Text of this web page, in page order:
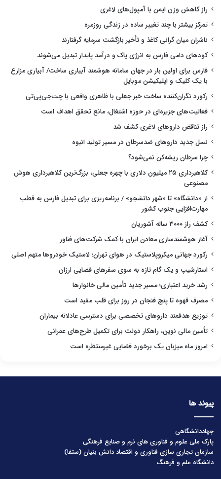
راز کاهش وزن ایمن با آمپول‌های لاغری
تمرکز بیشتر با چند تغییر ساده در زندگی روزمره
ناشران میان گرانی کاغذ و تأخیر بازگشت سرمایه گرفتارند
کودهای دامی فارس به انرژی پاک و درآمد پایدار تبدیل می‌شوند
فارس برای اولین بار در جهان سامانه هوشمند آبیاری ساخت/ آبیاری مزارع
با یک کلیک و اپلیکیشن موبایل
رکورد نگران‌کننده ساخت خبر جعلی با ظاهری واقعی با چت‌جی‌پی‌تی
فعالیت‌های جزیره‌ای در حوزه اشتغال، مانع تحقق اهداف است
راز تناقض داروهای لاغری کشف شد
نسل جدید داروهای ضدسرطان در مسیر تولید انبوه
چرا سرطان ریشه‌کن نمی‌شود؟
کلاهبرداری ۲۵ میلیون دلاری با چهره جعلی، بزرگ‌ترین کلاهبرداری هوش
مصنوعی
از «دانشگاه» تا «شهر دانشجو» / برنامه‌ریزی برای تبدیل فارس به قطب
مهارت‌افزایی جنوب کشور
کشف راز ۳۰۰۰ ساله آشوریان
آغاز هوشمندسازی معادن ایران با کمک شرکت‌های فناور
رکورد جهانی میکروپلاستیک در هوای تهران؛ لاستیک خودروها متهم اصلی
استارشیپ و یک گام تازه به سوی سفرهای فضایی ارزان
رشد خرید اعتباری؛ مسیر جدید تأمین مالی خانوارها
مصرف قهوه تا پنج فنجان در روز برای قلب مفید است
توزیع هدفمند داروهای تخصصی برای دسترسی عادلانه بیماران
تأمین مالی نوین، راهکار دولت برای تکمیل طرح‌های عمرانی
امروز ماه میزبان یک برخورد فضایی غیرمنتظره است
پیوند ها
جهاددانشگاهی
پارک ملی علوم و فناوری های نرم و صنایع فرهنگی
سازمان تجاری سازی فناوری و اقتصاد دانش بنیان (ستفا)
دانشگاه علم و فرهنگ